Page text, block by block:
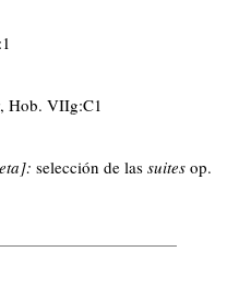
, Hob. VIIg:C1
selección de las suites op.